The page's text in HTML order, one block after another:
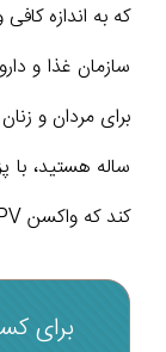
که به اندازه
سازمان غذا و
ساله هستید،
کند که واکسن HPV را دریافت کنید.
برای